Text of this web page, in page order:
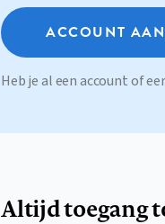
ACCOUNT
Heb je al een account of
Altijd toegang